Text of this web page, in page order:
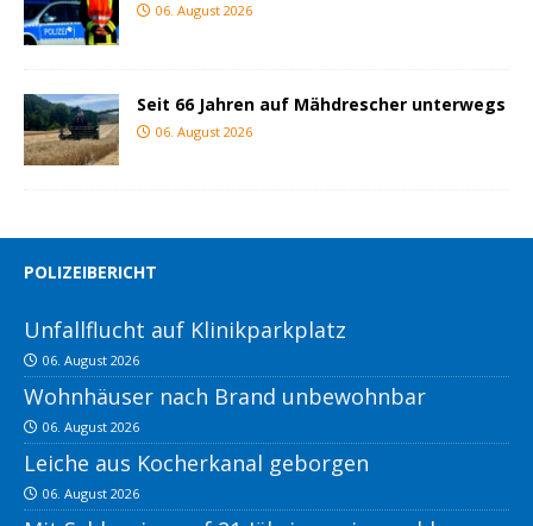
06. August 2026
Seit 66 Jahren auf Mähdrescher unterwegs
06. August 2026
POLIZEIBERICHT
Unfallflucht auf Klinikparkplatz
06. August 2026
Wohnhäuser nach Brand unbewohnbar
06. August 2026
Leiche aus Kocherkanal geborgen
06. August 2026